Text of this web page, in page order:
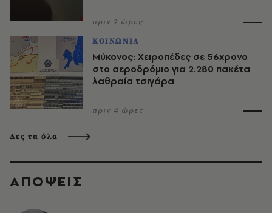
πριν 2 ώρες
ΚΟΙΝΩΝΙΑ
Μύκονος: Χειροπέδες σε 56χρονο
στο αεροδρόμιο για 2.280 πακέτα
λαθραία τσιγάρα
πριν 4 ώρες
Δες τα όλα
ΑΠΟΨΕΙΣ